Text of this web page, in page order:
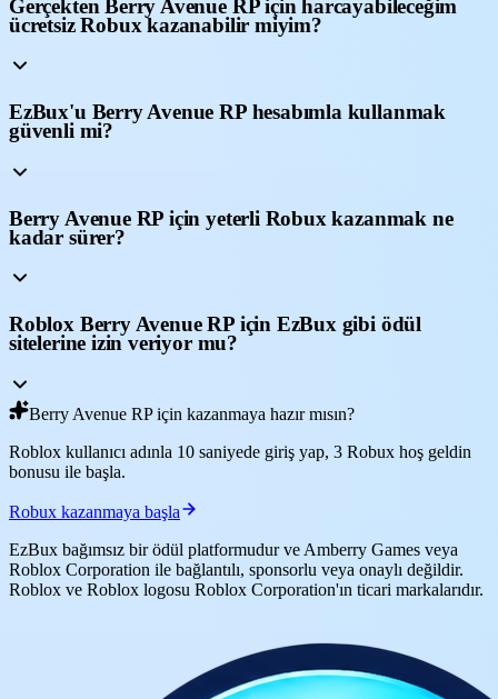
Gerçekten Berry Avenue RP için harcayabileceğim
ücretsiz Robux kazanabilir miyim?
EzBux'u Berry Avenue RP hesabımla kullanmak
güvenli mi?
Berry Avenue RP için yeterli Robux kazanmak ne
kadar sürer?
Roblox Berry Avenue RP için EzBux gibi ödül
sitelerine izin veriyor mu?
Berry Avenue RP için kazanmaya hazır mısın?
Roblox kullanıcı adınla 10 saniyede giriş yap, 3 Robux hoş geldin
bonusu ile başla.
Robux kazanmaya başla
EzBux bağımsız bir ödül platformudur ve Amberry Games veya
Roblox Corporation ile bağlantılı, sponsorlu veya onaylı değildir.
Roblox ve Roblox logosu Roblox Corporation'ın ticari markalarıdır.